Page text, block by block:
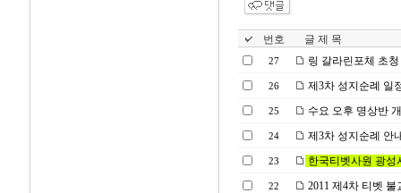
번호 글 제 목
27 링 갈라린포체 초
26 제3차 성지순례 일
25 수요 오후 명상반
24 제3차 성지순례 안
23 한국티벳사원 광성
22 2011 제4차 티벳